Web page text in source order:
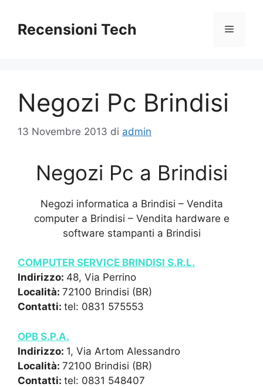
contenuto
Recensioni Tech Menu
Negozi Pc Brindisi
13 Novembre 2013 di admin
Negozi Pc a Brindisi
Negozi informatica a Brindisi – Vendita
computer a Brindisi – Vendita hardware e
software stampanti a Brindisi
COMPUTER SERVICE BRINDISI S.R.L.
Indirizzo: 48, Via Perrino
Località: 72100 Brindisi (BR)
Contatti: tel: 0831 575553
OPB S.P.A.
Indirizzo: 1, Via Artom Alessandro
Località: 72100 Brindisi (BR)
Contatti: tel: 0831 548407